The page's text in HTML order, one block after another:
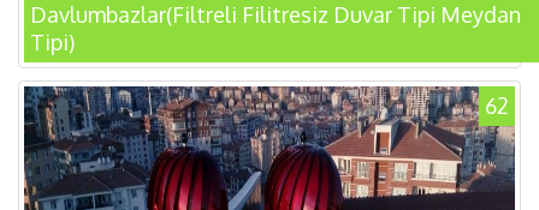
Davlumbazlar(Filtreli Filitresiz Duvar Tipi Meydan
Tipi)
62